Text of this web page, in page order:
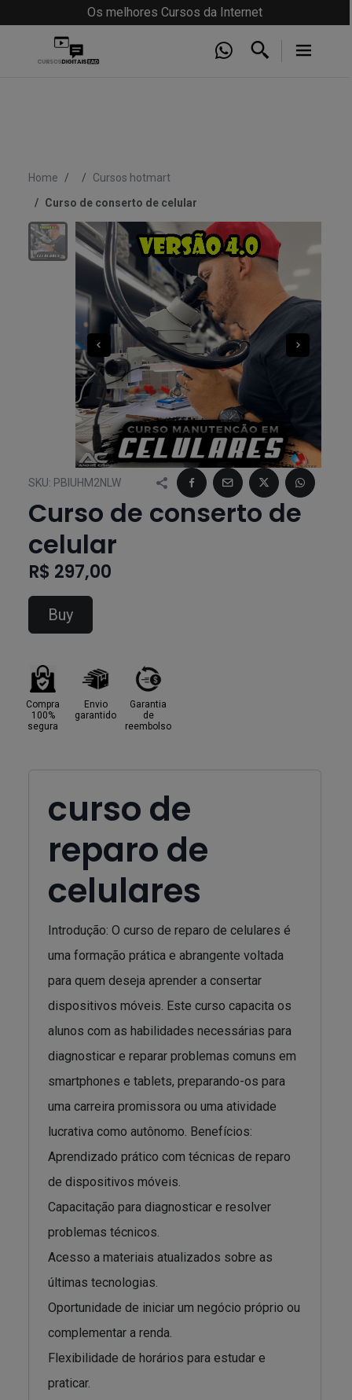
Os melhores Cursos da Internet
Home
Cursos hotmart
Curso de conserto de celular
SKU: PBIUHM2NLW
Curso de conserto de
celular
R$ 297,00
Buy
Compra
100%
segura
Envio
garantido
Garantia
de
reembolso
curso de
reparo de
celulares
Introdução: O curso de reparo de celulares é
uma formação prática e abrangente voltada
para quem deseja aprender a consertar
dispositivos móveis. Este curso capacita os
alunos com as habilidades necessárias para
diagnosticar e reparar problemas comuns em
smartphones e tablets, preparando-os para
uma carreira promissora ou uma atividade
lucrativa como autônomo. Benefícios:
Aprendizado prático com técnicas de reparo
de dispositivos móveis.
Capacitação para diagnosticar e resolver
problemas técnicos.
Acesso a materiais atualizados sobre as
últimas tecnologias.
Oportunidade de iniciar um negócio próprio ou
complementar a renda.
Flexibilidade de horários para estudar e
praticar.